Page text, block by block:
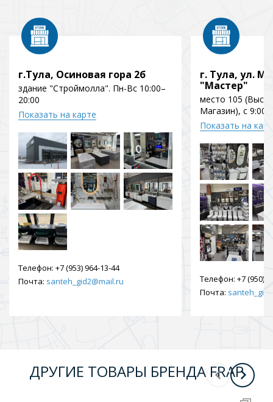
г.Тула, Осиновая гора 2б
здание "Строймолла". Пн-Вс 10:00–
20:00
Показать на карте
Телефон: +7 (953) 964-13-44
Почта: santeh_gid2@mail.ru
г. Тула, ул.
"Мастер"
место 105
Магазин), с 9:00
Показать на
Телефон: +7 (950)
Почта:
ДРУГИЕ ТОВАРЫ БРЕНДА FRAP